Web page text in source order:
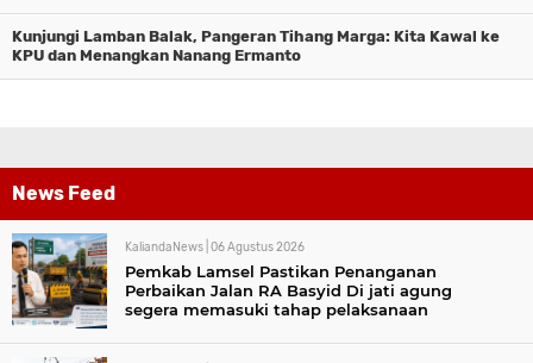
Kunjungi Lamban Balak, Pangeran Tihang Marga: Kita Kawal ke
KPU dan Menangkan Nanang Ermanto
News Feed
KaliandaNews | 06 Agustus 2026
Pemkab Lamsel Pastikan Penanganan
Perbaikan Jalan RA Basyid Di jati agung
segera memasuki tahap pelaksanaan